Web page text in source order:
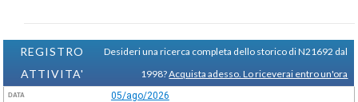
REGISTRO
ATTIVITA'
Desideri una ricerca completa dello storico di N21692 dal
1998?Acquista adesso. Lo riceverai entro un'ora
DATA 05/ago/2026